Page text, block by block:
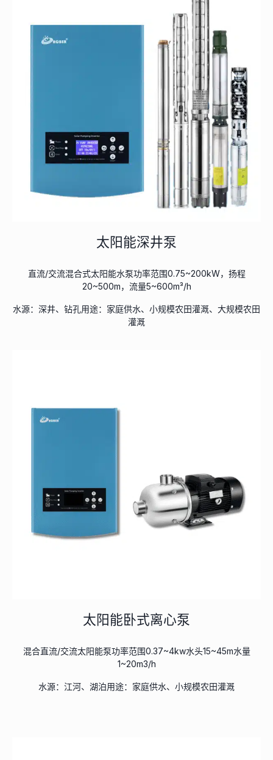
太阳能深井泵
直流/交流混合式太阳能水泵功率范围0.75~200kW，扬程
20~500m，流量5~600m³/h
水源：深井、钻孔用途：家庭供水、小规模农田灌溉、大规模农田
灌溉
太阳能卧式离心泵
混合直流/交流太阳能泵功率范围0.37~4kw水头15~45m水量
1~20m3/h
水源：江河、湖泊用途：家庭供水、小规模农田灌溉